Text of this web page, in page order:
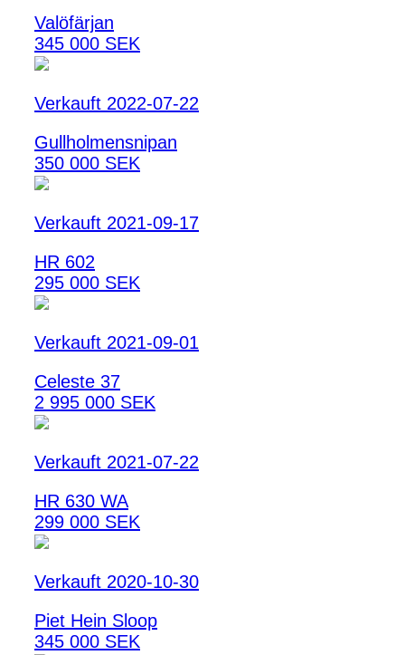
Valöfärjan
345 000 SEK
Verkauft 2022-07-22
Gullholmensnipan
350 000 SEK
Verkauft 2021-09-17
HR 602
295 000 SEK
Verkauft 2021-09-01
Celeste 37
2 995 000 SEK
Verkauft 2021-07-22
HR 630 WA
299 000 SEK
Verkauft 2020-10-30
Piet Hein Sloop
345 000 SEK